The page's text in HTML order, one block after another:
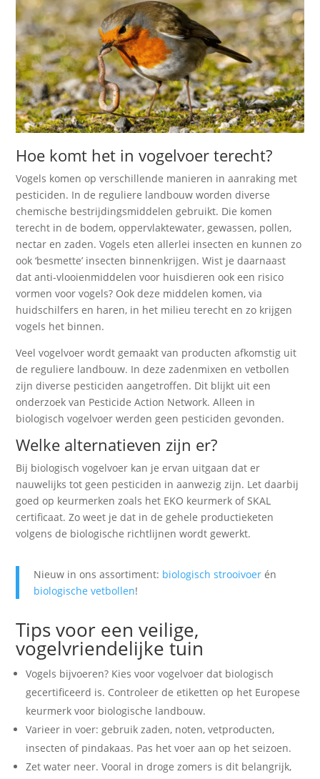
Hoe komt het in vogelvoer terecht?
Vogels komen op verschillende manieren in aanraking met
pesticiden. In de reguliere landbouw worden diverse
chemische bestrijdingsmiddelen gebruikt. Die komen
terecht in de bodem, oppervlaktewater, gewassen, pollen,
nectar en zaden. Vogels eten allerlei insecten en kunnen zo
ook ‘besmette’ insecten binnenkrijgen. Wist je daarnaast
dat anti-vlooienmiddelen voor huisdieren ook een risico
vormen voor vogels? Ook deze middelen komen, via
huidschilfers en haren, in het milieu terecht en zo krijgen
vogels het binnen.
Veel vogelvoer wordt gemaakt van producten afkomstig uit
de reguliere landbouw. In deze zadenmixen en vetbollen
zijn diverse pesticiden aangetroffen. Dit blijkt uit een
onderzoek van Pesticide Action Network. Alleen in
biologisch vogelvoer werden geen pesticiden gevonden.
Welke alternatieven zijn er?
Bij biologisch vogelvoer kan je ervan uitgaan dat er
nauwelijks tot geen pesticiden in aanwezig zijn. Let daarbij
goed op keurmerken zoals het EKO keurmerk of SKAL
certificaat. Zo weet je dat in de gehele productieketen
volgens de biologische richtlijnen wordt gewerkt.
Nieuw in ons assortiment: biologisch strooivoer én
biologische vetbollen!
Tips voor een veilige,
vogelvriendelijke tuin
Vogels bijvoeren? Kies voor vogelvoer dat biologisch
gecertificeerd is. Controleer de etiketten op het Europese
keurmerk voor biologische landbouw.
Varieer in voer: gebruik zaden, noten, vetproducten,
insecten of pindakaas. Pas het voer aan op het seizoen.
Zet water neer. Vooral in droge zomers is dit belangrijk,